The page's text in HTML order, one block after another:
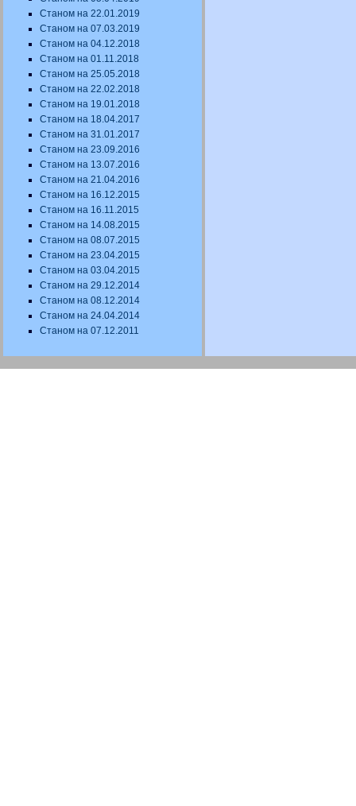
Станом на 22.01.2019
Станом на 07.03.2019
Станом на 04.12.2018
Станом на 01.11.2018
Станом на 25.05.2018
Станом на 22.02.2018
Станом на 19.01.2018
Станом на 18.04.2017
Станом на 31.01.2017
Станом на 23.09.2016
Станом на 13.07.2016
Станом на 21.04.2016
Станом на 16.12.2015
Станом на 16.11.2015
Станом на 14.08.2015
Станом на 08.07.2015
Станом на 23.04.2015
Станом на 03.04.2015
Станом на 29.12.2014
Станом на 08.12.2014
Станом на 24.04.2014
Станом на 07.12.2011